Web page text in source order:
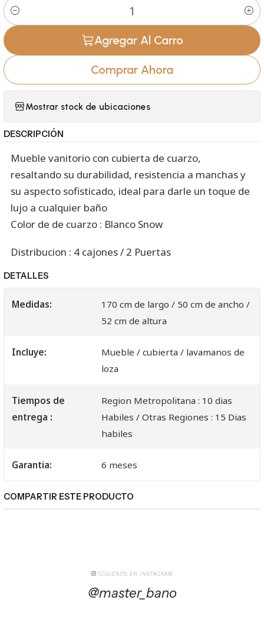
Cantidad
Agregar Al Carro
Comprar Ahora
Mostrar stock de ubicaciones
DESCRIPCIÓN
Mueble vanitorio con cubierta de cuarzo,
resaltando su durabilidad, resistencia a manchas y
su aspecto sofisticado, ideal para darle un toque de
lujo a cualquier baño
Color de de cuarzo : Blanco Snow
Distribucion : 4 cajones / 2 Puertas
DETALLES
Medidas:
170 cm de largo / 50 cm de ancho /
52 cm de altura
Incluye:
Mueble / cubierta / lavamanos de
loza
Tiempos de
entrega :
Region Metropolitana : 10 dias
Habiles / Otras Regiones : 15 Dias
habiles
Garantia: 6 meses
COMPARTIR ESTE PRODUCTO
SÍGUENOS EN INSTAGRAM
@master_bano